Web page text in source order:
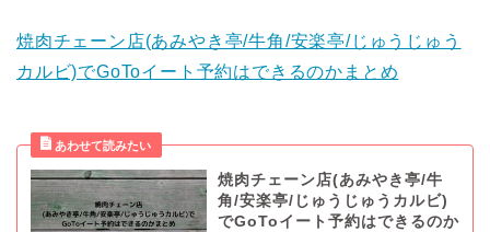
焼肉チェーン店(あみやき亭/牛角/安楽亭/じゅうじゅう
カルビ)でGoToイート予約はできるのかまとめ
焼肉チェーン店(あみやき亭/牛
角/安楽亭/じゅうじゅうカルビ)
でGoToイート予約はできるのか